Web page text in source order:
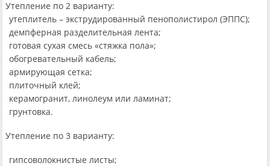
Утепление по 2 варианту:
утеплитель – экструдированный пенополистирол (ЭППС);
демпферная разделительная лента;
готовая сухая смесь «стяжка пола»;
обогревательный кабель;
армирующая сетка;
плиточный клей;
керамогранит, линолеум или ламинат;
грунтовка.
Утепление по 3 варианту:
гипсоволокнистые листы;